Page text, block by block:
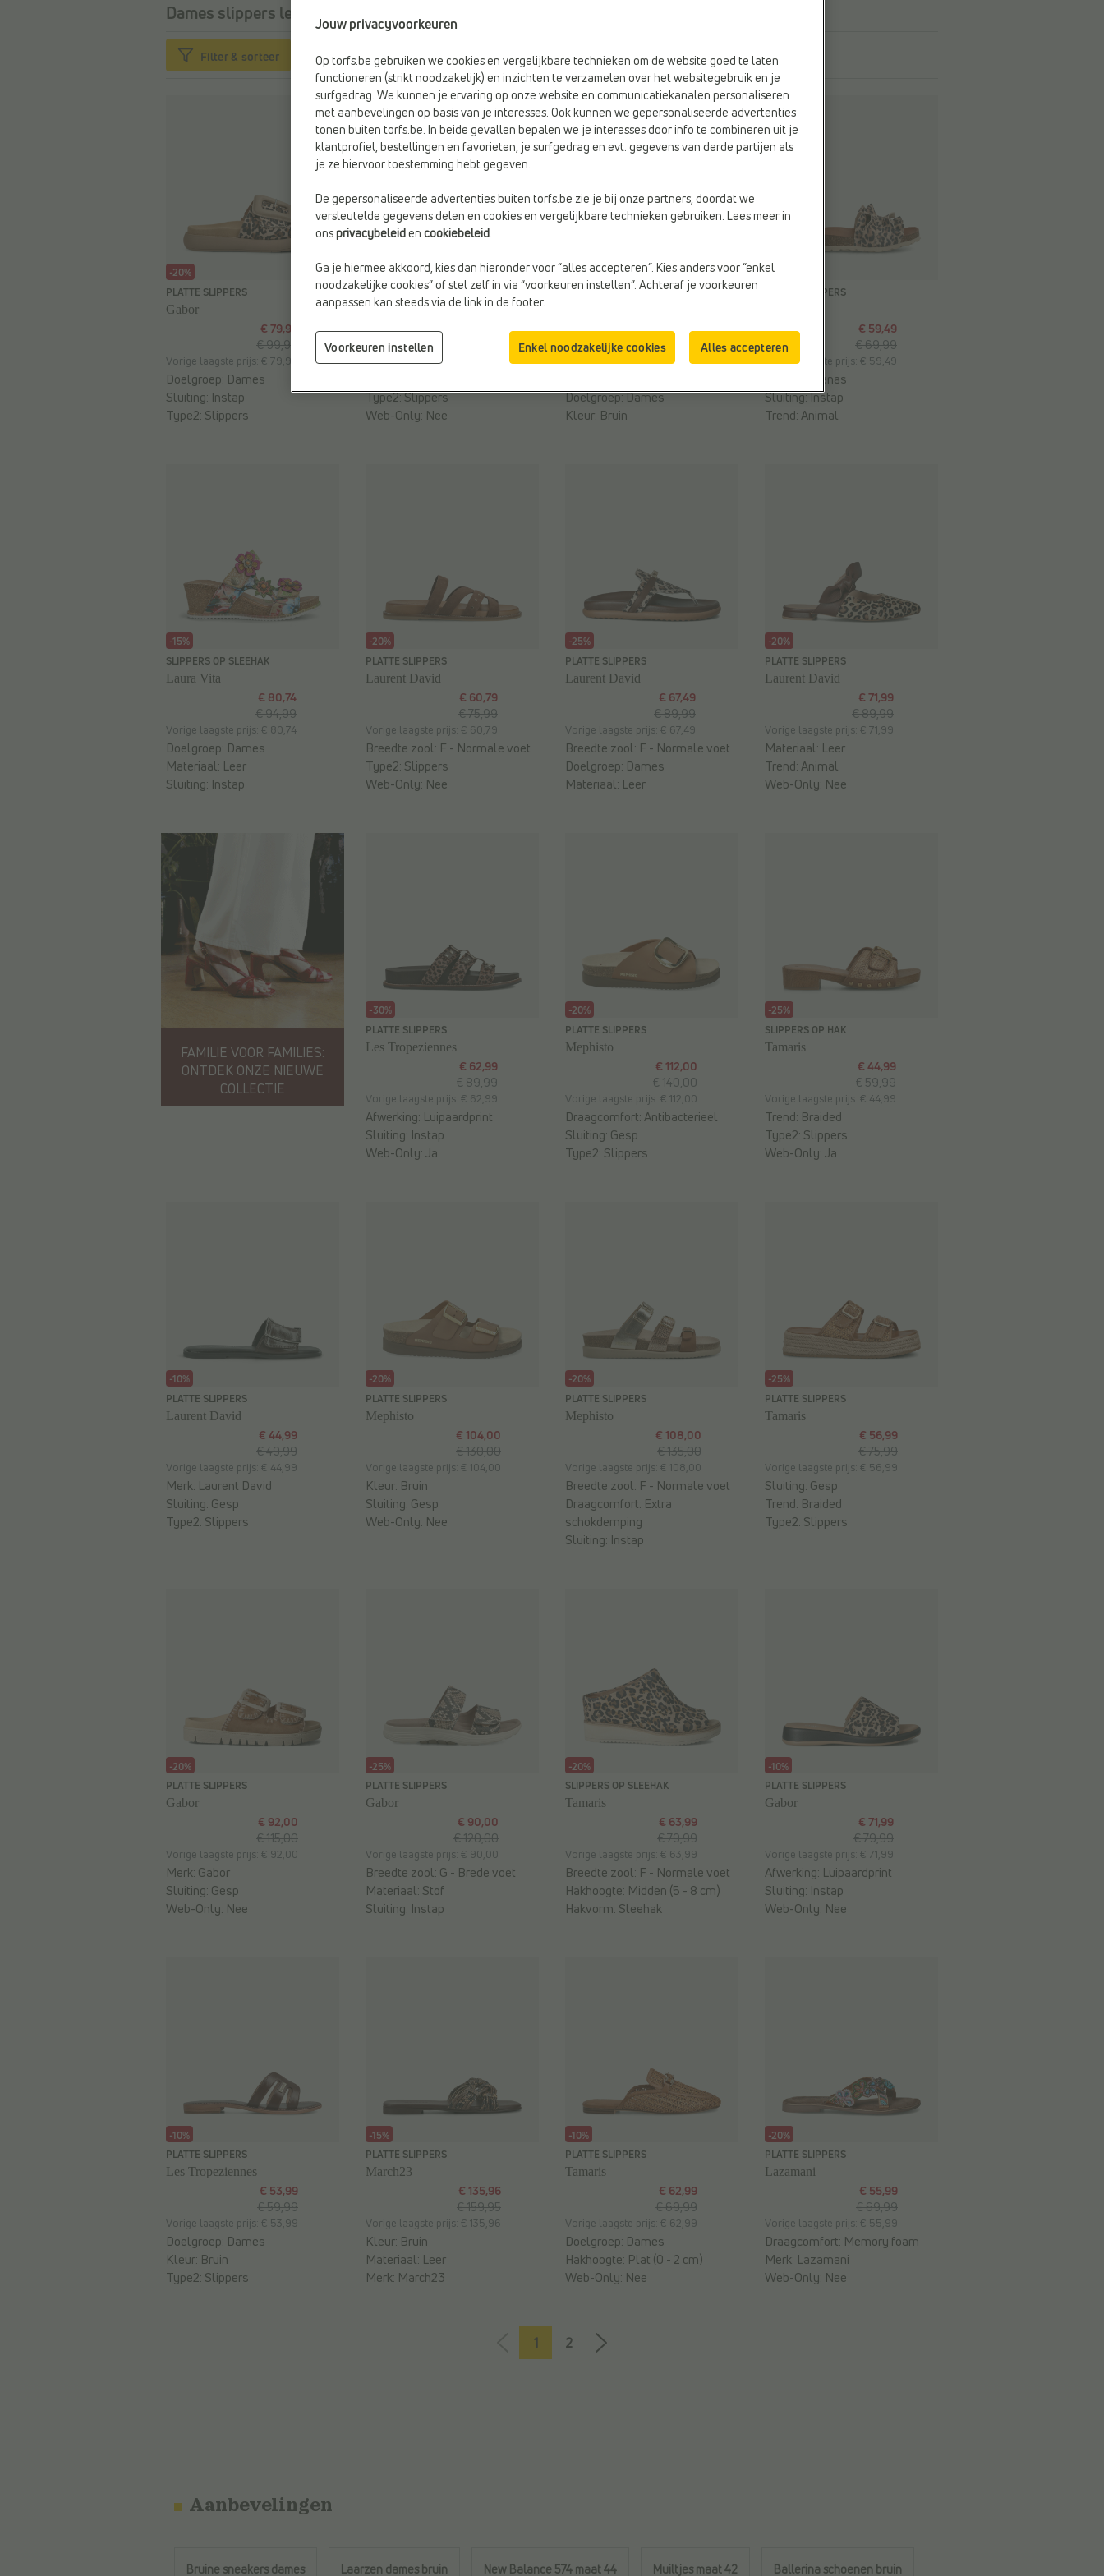
Dames slippers leer bruin
Filter & sorteer
-20%
PLATTE SLIPPERS
Gabor
Vorige laagste prijs: € 79,99
€ 99,99
€ 79,99
Doelgroep: Dames
Sluiting: Instap
Type2: Slippers
-10%
SLIPPERS OP HAK
Tamaris
Vorige laagste prijs: € 71,99
Type2:Slippers
Web-Only: Nee
-40%
PLATTE SLIPPERS
Vorige laagste prijs: € 59,99
€ 99,99
€ 59,99
Doelgroep:Dames
Kleur: Bruin
-15%
PLATTE SLIPPERS
Vorige laagste prijs: € 59,49
€ 69,99
€ 59,49
Verbenas
Sluiting:Instap
Trend:Animal
-15%
SLIPPERS OP SLEEHAK
Laura Vita
Vorige laagste prijs: € 80,74
€ 94,99
€ 80,74
Doelgroep: Dames
Materiaal: Leer
Sluiting: Instap
-20%
PLATTE SLIPPERS
Laurent David
Vorige laagste prijs: € 60,79
€ 75,99
€ 60,79
Breedte zool: F - Normale voet
Type2: Slippers
Web-Only: Nee
-25%
PLATTE SLIPPERS
Laurent David
Vorige laagste prijs: € 67,49
€ 89,99
€ 67,49
Breedte zool: F - Normale voet
Doelgroep: Dames
Materiaal: Leer
-20%
PLATTE SLIPPERS
Laurent David
Vorige laagste prijs: € 71,99
€ 89,99
€ 71,99
Materiaal: Leer
Trend:Animal
Web-Only: Nee
FAMILIE VOOR FAMILIES:
ONTDEK ONZE NIEUWE
COLLECTIE
-30%
PLATTE SLIPPERS
Les Tropeziennes
Vorige laagste prijs: € 62,99
€ 89,99
€ 62,99
Afwerking: Luipaardprint
Sluiting: Instap
Web-Only:Ja
-20%
PLATTE SLIPPERS
Mephisto
Vorige laagste prijs: € 112,00
€ 140,00
€ 112,00
Draagcomfort:Antibacterieel
Sluiting: Gesp
Type2: Slippers
-25%
SLIPPERS OP HAK
Tamaris
Vorige laagste prijs: € 44,99
€ 59,99
€ 44,99
Trend: Braided
Type2: Slippers
Web-Only:Ja
-10%
PLATTE SLIPPERS
Laurent David
Vorige laagste prijs: € 44,99
€ 49,99
€ 44,99
Merk: Laurent David
Sluiting: Gesp
Type2: Slippers
-20%
PLATTE SLIPPERS
Mephisto
Vorige laagste prijs: € 104,00
€ 130,00
€ 104,00
Kleur: Bruin
Sluiting: Gesp
Web-Only: Nee
-20%
PLATTE SLIPPERS
Mephisto
Vorige laagste prijs: € 108,00
€ 135,00
€ 108,00
Breedte zool: F - Normale voet
Draagcomfort: Extra
schokdemping
Sluiting: Instap
-25%
PLATTE SLIPPERS
Tamaris
Vorige laagste prijs: € 56,99
€ 75,99
€ 56,99
Sluiting: Gesp
Trend: Braided
Type2: Slippers
-20%
PLATTE SLIPPERS
Gabor
Vorige laagste prijs: € 92,00
€ 115,00
€ 92,00
Merk: Gabor
Sluiting: Gesp
Web-Only: Nee
-25%
PLATTE SLIPPERS
Gabor
Vorige laagste prijs: € 90,00
€ 120,00
€ 90,00
Breedte zool: G - Brede voet
Materiaal: Stof
Sluiting: Instap
-20%
SLIPPERS OP SLEEHAK
Tamaris
Vorige laagste prijs: € 63,99
€ 79,99
€ 63,99
Breedte zool: F - Normale voet
Hakhoogte: Midden (5 - 8 cm)
Hakvorm: Sleehak
-10%
PLATTE SLIPPERS
Gabor
Vorige laagste prijs: € 71,99
€ 79,99
€ 71,99
Afwerking: Luipaardprint
Sluiting: Instap
Web-Only: Nee
-10%
PLATTE SLIPPERS
Les Tropeziennes
Vorige laagste prijs: € 53,99
€ 59,99
€ 53,99
Doelgroep: Dames
Kleur: Bruin
Type2: Slippers
-15%
PLATTE SLIPPERS
March23
Vorige laagste prijs: € 135,96
€ 159,95
€ 135,96
Kleur: Bruin
Materiaal: Leer
Merk: March23
-10%
PLATTE SLIPPERS
Tamaris
Vorige laagste prijs: € 62,99
€ 69,99
€ 62,99
Doelgroep: Dames
Hakhoogte: Plat (0 - 2 cm)
Web-Only: Nee
-20%
PLATTE SLIPPERS
Lazamani
Vorige laagste prijs: € 55,99
€ 69,99
€ 55,99
Draagcomfort: Memory foam
Merk: Lazamani
Web-Only: Nee
1 2
Aanbevelingen
Bruine sneakers dames Laarzen dames bruin New Balance 574 maat 44 Muiltjes maat 42 Ballerina schoenen bruin
Jouw privacyvoorkeuren
Op torfs.be gebruiken we cookies en vergelijkbare technieken om de website goed te laten
functioneren (strikt noodzakelijk) en inzichten te verzamelen over het websitegebruik en je
surfgedrag. We kunnen je ervaring op onze website en communicatiekanalen personaliseren
met aanbevelingen op basis van je interesses. Ook kunnen we gepersonaliseerde advertenties
tonen buiten torfs.be. In beide gevallen bepalen we je interesses door info te combineren uit je
klantprofiel, bestellingen en favorieten, je surfgedrag en evt. gegevens van derde partijen als
je ze hiervoor toestemming hebt gegeven.
De gepersonaliseerde advertenties buiten torfs.be zie je bij onze partners, doordat we
versleutelde gegevens delen en cookies en vergelijkbare technieken gebruiken. Lees meer in
onsprivacybeleiden cookiebeleid
Ga je hiermee akkoord, kies dan hieronder voor “alles accepteren”. Kies anders voor “enkel
noodzakelijke cookies” of stel zelf in via “voorkeuren instellen”. Achteraf je voorkeuren
aanpassen kan steeds via de link in de footer.
Voorkeuren instellen Enkel noodzakelijke cookies Alles accepteren